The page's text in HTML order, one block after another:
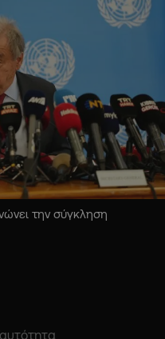
την σύγκληση